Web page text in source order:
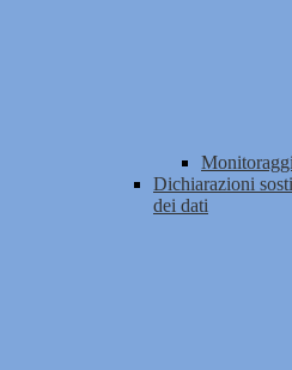
Dichiarazioni
dei dati